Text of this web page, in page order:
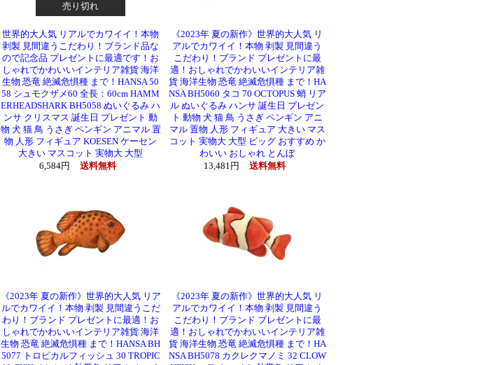
売り切れ
世界的大人気 リアルでカワイイ！本物
剥製 見間違うこだわり！ブランド品な
ので記念品 プレゼントに最適です！お
しゃれでかわいいインテリア雑貨 海洋
生物 恐竜 絶滅危惧種 まで！HANSA 50
58 シュモクザメ60 全長：60cm HAMM
ERHEADSHARK BH5058 ぬいぐるみ ハ
ンサ クリスマス 誕生日 プレゼント 動
物 犬 猫 鳥 うさぎ ペンギン アニマル 置
物 人形 フィギュア KOESEN ケーセン
大きい マスコット 実物大 大型
6,584円
送料無料
《2023年 夏の新作》世界的大人気 リ
アルでカワイイ！本物 剥製 見間違う
こだわり！ブランド プレゼントに最
適！おしゃれでかわいいインテリア雑
貨 海洋生物 恐竜 絶滅危惧種 まで！HA
NSA BH5060 タコ 70 OCTOPUS 蛸 リア
ル ぬいぐるみ ハンサ 誕生日 プレゼン
ト 動物 犬 猫 鳥 うさぎ ペンギン アニ
マル 置物 人形 フィギュア 大きい マス
コット 実物大 大型 ビッグ おすすめ か
わいい おしゃれ とんぼ
13,481円
送料無料
《2023年 夏の新作》世界的大人気 リア
ルでカワイイ！本物 剥製 見間違うこだ
わり！ブランド プレゼントに最適！お
しゃれでかわいいインテリア雑貨 海洋
生物 恐竜 絶滅危惧種 まで！HANSA BH
5077 トロピカルフィッシュ 30 TROPIC
《2023年 夏の新作》世界的大人気 リ
アルでカワイイ！本物 剥製 見間違う
こだわり！ブランド プレゼントに最
適！おしゃれでかわいいインテリア雑
貨 海洋生物 恐竜 絶滅危惧種 まで！HA
NSA BH5078 カクレクマノミ 32 CLOW